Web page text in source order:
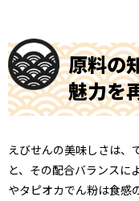
原料の
魅力を
えびせんの美味しさは、
と、その配合バランスに
やタピオカでん粉は食感